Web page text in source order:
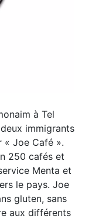
à Tel
immigrants
« Joe Café ».
250 cafés et
Menta et
le pays. Joe
gluten, sans
aux différents